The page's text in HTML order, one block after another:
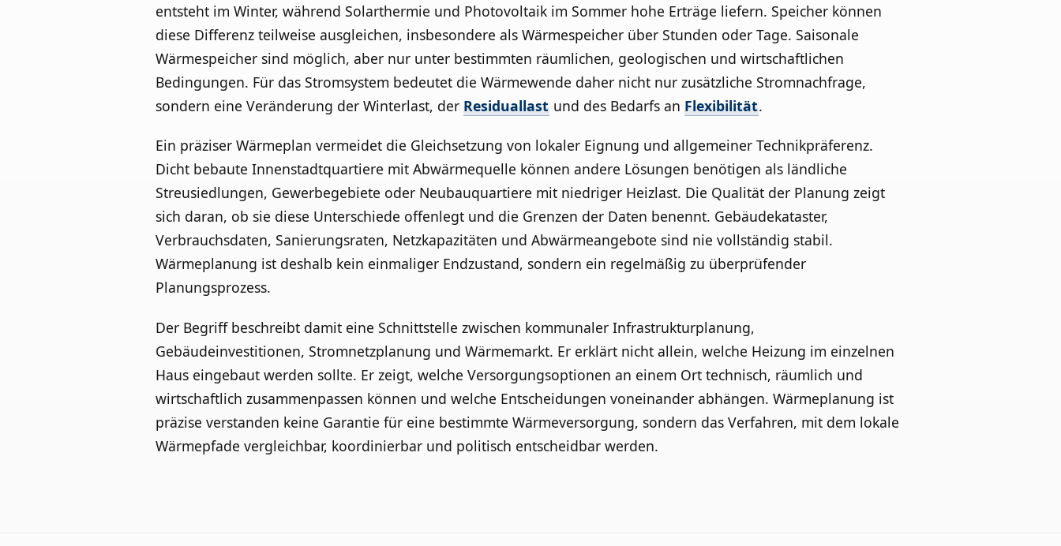
entsteht im Winter, während Solarthermie und Photovoltaik im Sommer hohe Erträge liefern. Speicher können
diese Differenz teilweise ausgleichen, insbesondere als Wärmespeicher über Stunden oder Tage. Saisonale
Wärmespeicher sind möglich, aber nur unter bestimmten räumlichen, geologischen und wirtschaftlichen
Bedingungen. Für das Stromsystem bedeutet die Wärmewende daher nicht nur zusätzliche Stromnachfrage,
sondern eine Veränderung der Winterlast, der Residuallast und des Bedarfs an Flexibilität.
Ein präziser Wärmeplan vermeidet die Gleichsetzung von lokaler Eignung und allgemeiner Technikpräferenz.
Dicht bebaute Innenstadtquartiere mit Abwärmequelle können andere Lösungen benötigen als ländliche
Streusiedlungen, Gewerbegebiete oder Neubauquartiere mit niedriger Heizlast. Die Qualität der Planung zeigt
sich daran, ob sie diese Unterschiede offenlegt und die Grenzen der Daten benennt. Gebäudekataster,
Verbrauchsdaten, Sanierungsraten, Netzkapazitäten und Abwärmeangebote sind nie vollständig stabil.
Wärmeplanung ist deshalb kein einmaliger Endzustand, sondern ein regelmäßig zu überprüfender
Planungsprozess.
Der Begriff beschreibt damit eine Schnittstelle zwischen kommunaler Infrastrukturplanung,
Gebäudeinvestitionen, Stromnetzplanung und Wärmemarkt. Er erklärt nicht allein, welche Heizung im einzelnen
Haus eingebaut werden sollte. Er zeigt, welche Versorgungsoptionen an einem Ort technisch, räumlich und
wirtschaftlich zusammenpassen können und welche Entscheidungen voneinander abhängen. Wärmeplanung ist
präzise verstanden keine Garantie für eine bestimmte Wärmeversorgung, sondern das Verfahren, mit dem lokale
Wärmepfade vergleichbar, koordinierbar und politisch entscheidbar werden.